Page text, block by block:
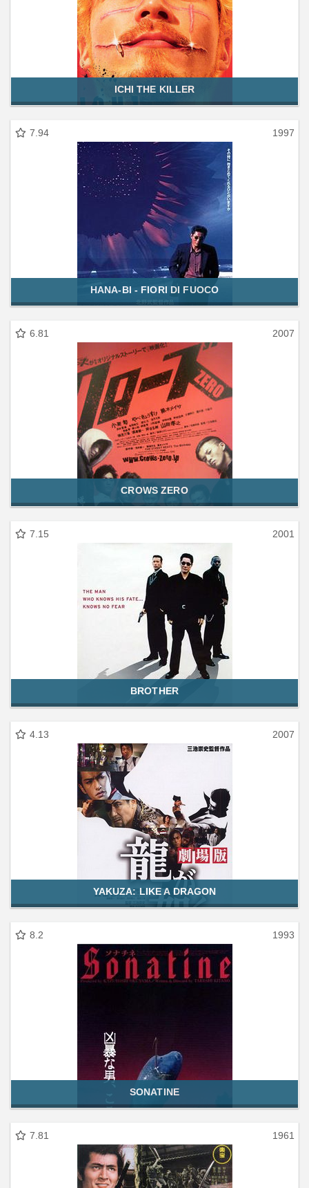
ICHI THE KILLER
7.94 1997
HANA-BI - FIORI DI FUOCO
6.81 2007
CROWS ZERO
7.15 2001
BROTHER
4.13 2007
YAKUZA: LIKE A DRAGON
8.2 1993
SONATINE
7.81 1961